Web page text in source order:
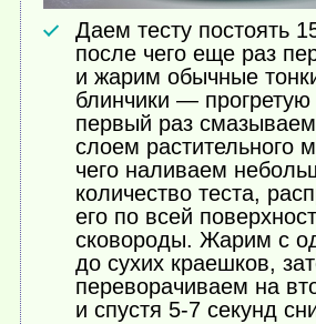
Даем тесту постоять
после чего еще раз
и жарим обычные
блинчики — прогретую
первый раз
слоем растительного
чего наливаем
количество теста,
его по всей
сковороды. Жарим с
до сухих краешков,
переворачиваем на
и спустя 5-7 секунд